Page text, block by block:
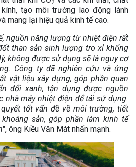
2
tạo môi trường lao động lành
mang lại hiệu quả kinh tế cao.
nguồn năng lượng từ nhiệt điện rất
than sản sinh lượng tro xỉ khổng
không được sử dụng sẽ là nguy cơ
Công ty đã nghiên cứu và ứng
vật liệu xây dựng, góp phần quan
đổi xanh, tận dụng được nguồn
nhà máy nhiệt điện để tái sử dụng.
tốt vấn đề về môi trường, tiết
sản, góp phần làm kinh tế
", ông Kiều Văn Mát nhấn mạnh.